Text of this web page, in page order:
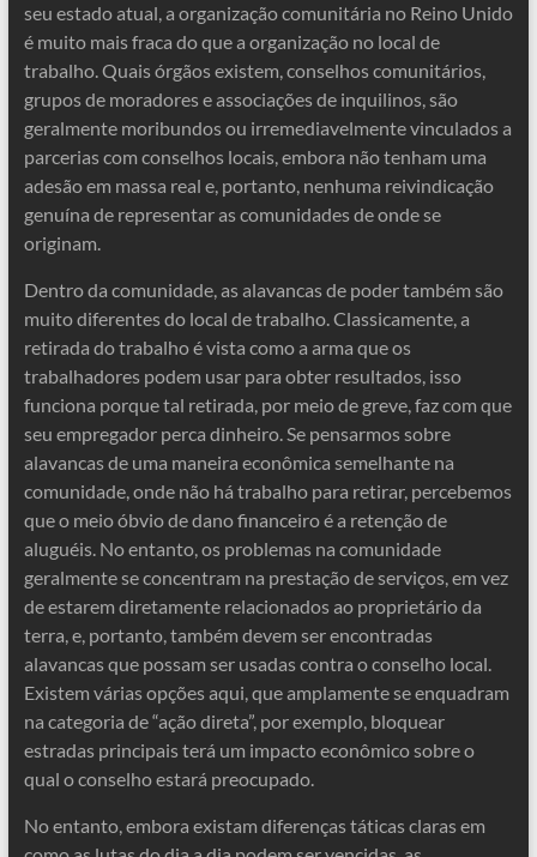
seu estado atual, a organização comunitária no Reino Unido
é muito mais fraca do que a organização no local de
trabalho. Quais órgãos existem, conselhos comunitários,
grupos de moradores e associações de inquilinos, são
geralmente moribundos ou irremediavelmente vinculados a
parcerias com conselhos locais, embora não tenham uma
adesão em massa real e, portanto, nenhuma reivindicação
genuína de representar as comunidades de onde se
originam.
Dentro da comunidade, as alavancas de poder também são
muito diferentes do local de trabalho. Classicamente, a
retirada do trabalho é vista como a arma que os
trabalhadores podem usar para obter resultados, isso
funciona porque tal retirada, por meio de greve, faz com que
seu empregador perca dinheiro. Se pensarmos sobre
alavancas de uma maneira econômica semelhante na
comunidade, onde não há trabalho para retirar, percebemos
que o meio óbvio de dano financeiro é a retenção de
aluguéis. No entanto, os problemas na comunidade
geralmente se concentram na prestação de serviços, em vez
de estarem diretamente relacionados ao proprietário da
terra, e, portanto, também devem ser encontradas
alavancas que possam ser usadas contra o conselho local.
Existem várias opções aqui, que amplamente se enquadram
na categoria de “ação direta”, por exemplo, bloquear
estradas principais terá um impacto econômico sobre o
qual o conselho estará preocupado.
No entanto, embora existam diferenças táticas claras em